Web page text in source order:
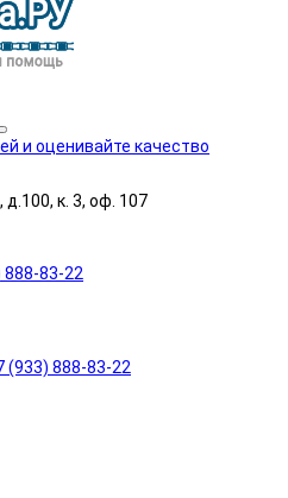
к. 3, оф. 107
888-83-22
(933) 888-83-22